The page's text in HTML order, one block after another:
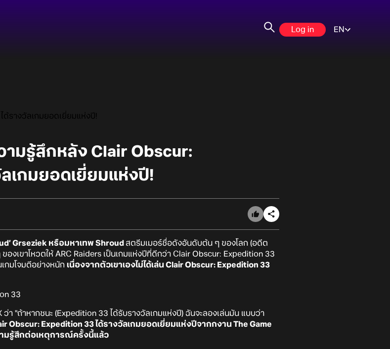
Log in EN
รางวัลเกมยอดเยี่ยมแห่งปี!
ามรู้สึกหลัง Clair Obscur:
เกมยอดเยี่ยมแห่งปี!
Grseziek หรือมหาเทพ Shroud สตรีมเมอร์ชื่อดังอันดับต้น ๆ ของโลก (อดีต
ของเขาโหวตให้ ARC Raiders เป็นเกมแห่งปีที่ดีกว่า Clair Obscur: Expedition 33
เกมโจมตีอย่างหนัก เนื่องจากตัวเขาเองไม่ได้เล่น Clair Obscur: Expedition 33
"ถ้าหากชนะ (Expedition 33 ได้รับรางวัลเกมแห่งปี) ฉันจะลองเล่นมัน แบบว่า
Obscur: Expedition 33 ได้รางวัลเกมยอดเยี่ยมแห่งปีจากกงาน The Game
มรู้สึกต่อเหตุการณ์ครั้งนี้แล้ว